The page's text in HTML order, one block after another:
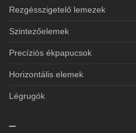
Rezgésszigetelő lemezek
Szintezőelemek
Precíziós ékpapucsok
Horizontális elemek
Légrugók
–